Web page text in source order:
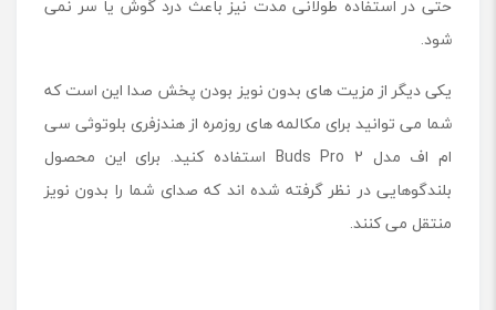
حتی در استفاده طولانی مدت نیز باعث درد گوش یا سر نمی
شود.
یکی دیگر از مزیت های بدون نویز بودن پخش صدا این است که
شما می توانید برای مکالمه های روزمره از هندزفری بلوتوثی سی
ام اف مدل Buds Pro 2 استفاده کنید. برای این محصول
بلندگوهایی در نظر گرفته شده اند که صدای شما را بدون نویز
منتقل می کنند.